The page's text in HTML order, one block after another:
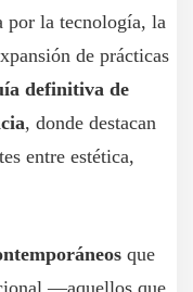
por la tecnología, la
de prácticas
definitiva de
, donde destacan
entre estética,
que
—aquellos que